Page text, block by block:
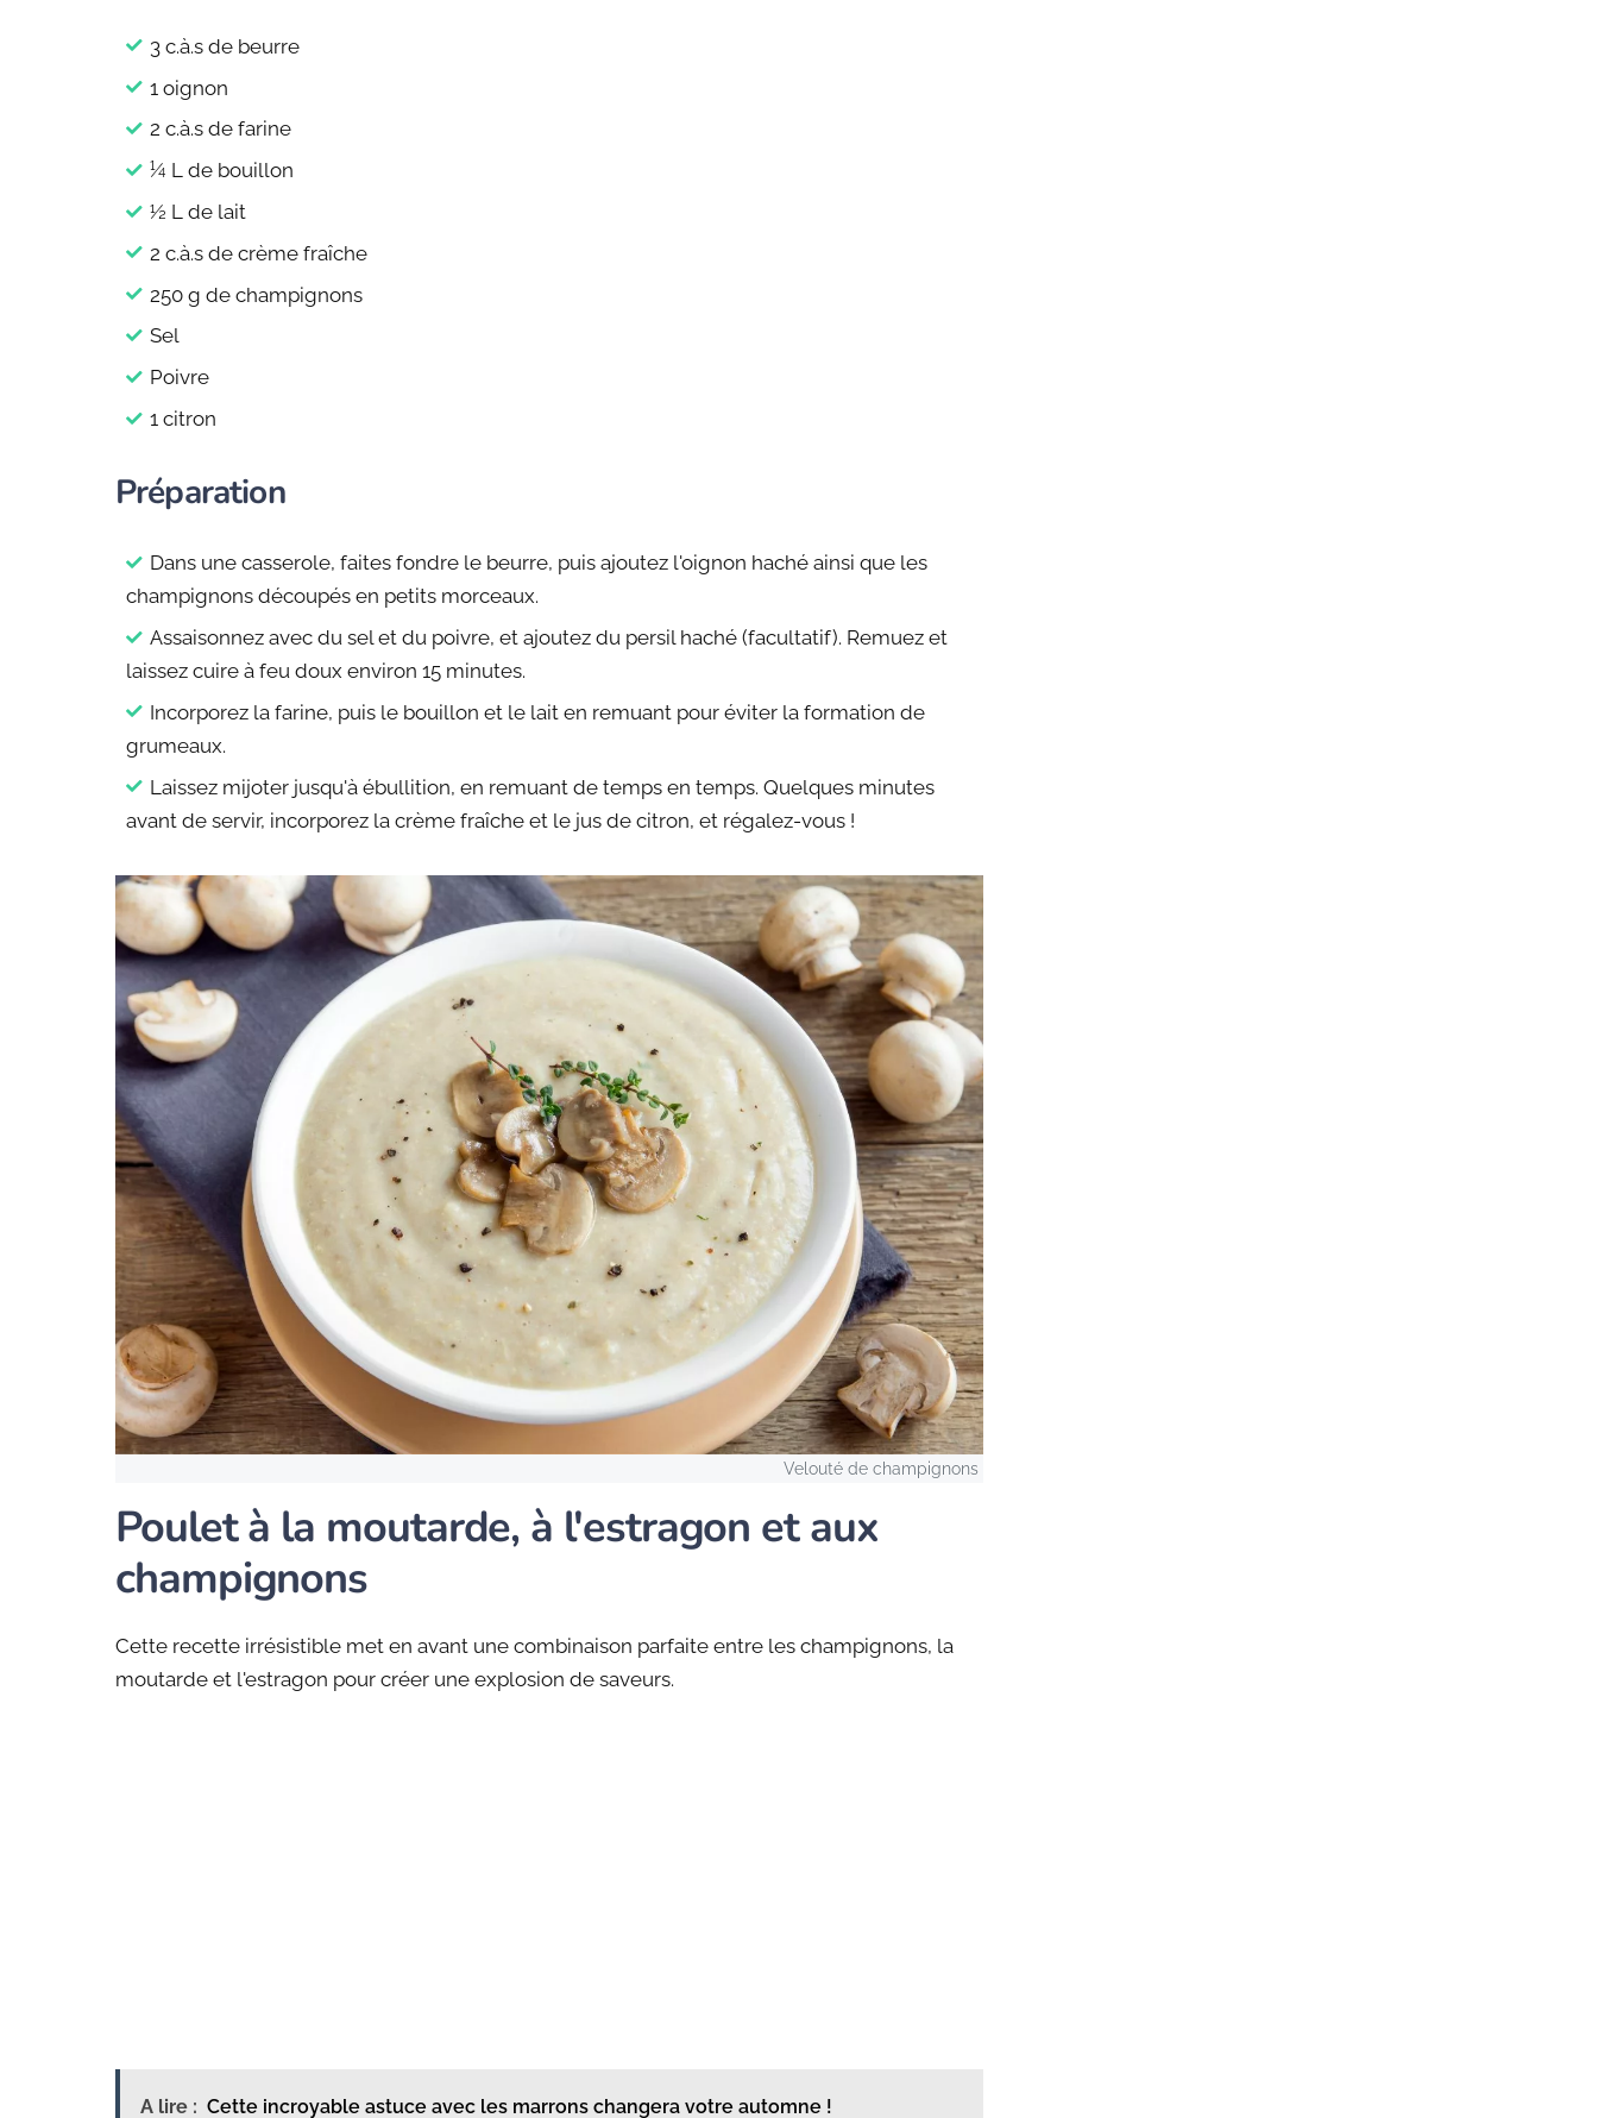
3 c.à.s de beurre
1 oignon
2 c.à.s de farine
¼ L de bouillon
½ L de lait
2 c.à.s de crème fraîche
250 g de champignons
Sel
Poivre
1 citron
Préparation
Dans une casserole, faites fondre le beurre, puis ajoutez l'oignon haché ainsi que les
champignons découpés en petits morceaux.
Assaisonnez avec du sel et du poivre, et ajoutez du persil haché (facultatif). Remuez et
laissez cuire à feu doux environ 15 minutes.
Incorporez la farine, puis le bouillon et le lait en remuant pour éviter la formation de
grumeaux.
Laissez mijoter jusqu'à ébullition, en remuant de temps en temps. Quelques minutes
avant de servir, incorporez la crème fraîche et le jus de citron, et régalez-vous !
Velouté de champignons
Poulet à la moutarde, à l'estragon et aux
champignons
Cette recette irrésistible met en avant une combinaison parfaite entre les champignons, la
moutarde et l'estragon pour créer une explosion de saveurs.
A lire : Cette incroyable astuce avec les marrons changera votre automne !